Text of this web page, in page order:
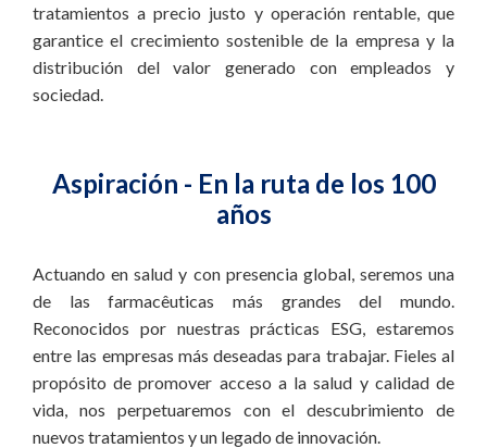
tratamientos a precio justo y operación rentable, que
garantice el crecimiento sostenible de la empresa y la
distribución del valor generado con empleados y
sociedad.
Aspiración - En la ruta de los 100
años
Actuando en salud y con presencia global, seremos una
de las farmacêuticas más grandes del mundo.
Reconocidos por nuestras prácticas ESG, estaremos
entre las empresas más deseadas para trabajar. Fieles al
propósito de promover acceso a la salud y calidad de
vida, nos perpetuaremos con el descubrimiento de
nuevos tratamientos y un legado de innovación.